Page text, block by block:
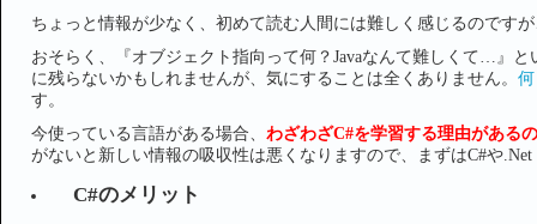
ちょっと情報が少なく、初めて読む人間には難しく感じるのです
おそらく、『オブジェクト指向って何？Javaなんて難しくて…』
に残らないかもしれませんが、気にすることは全くありません。
す。
今使っている言語がある場合、 わざわざC#を学習する理由がある
がないと新しい情報の吸収性は悪くなりますので、まずはC#や.Net
C#のメリット